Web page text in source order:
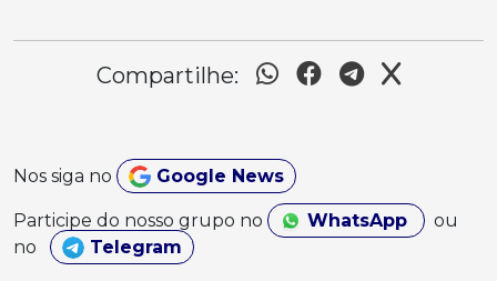
Compartilhe:
Nos siga no Google News
Participe do nosso grupo no WhatsApp
ou
no
Telegram